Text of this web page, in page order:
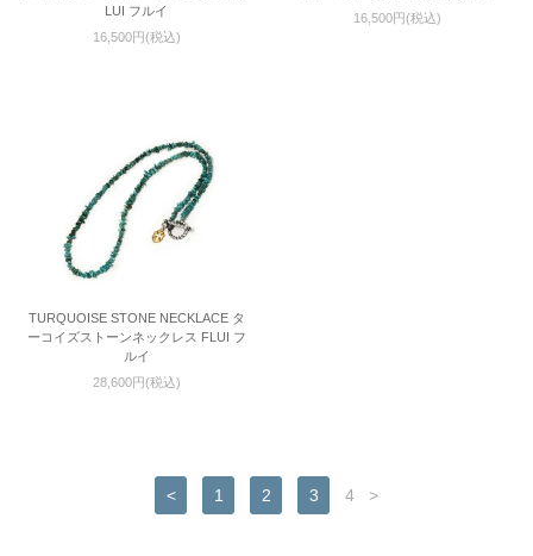
LUI フルイ
16,500円(税込)
16,500円(税込)
TURQUOISE STONE NECKLACE タ
ーコイズストーンネックレス FLUI フ
ルイ
28,600円(税込)
< 1 2 3 4 >